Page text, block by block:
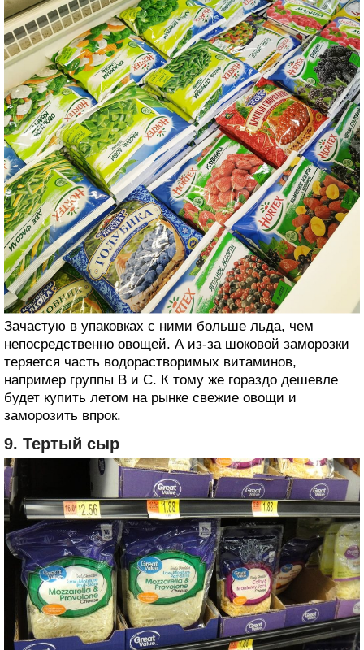
Зачастую в упаковках с ними больше льда, чем
непосредственно овощей. А из-за шоковой заморозки
теряется часть водорастворимых витаминов,
например группы В и С. К тому же гораздо дешевле
будет купить летом на рынке свежие овощи и
заморозить впрок.
9. Тертый сыр